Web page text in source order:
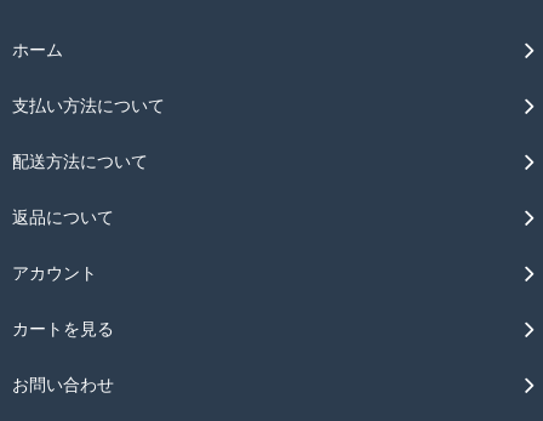
ホーム
支払い方法について
配送方法について
返品について
アカウント
カートを見る
お問い合わせ